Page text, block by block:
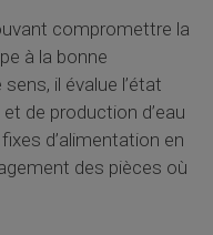
compromettre la
à la bonne
il évalue l’état
de production d’eau
d’alimentation en
des pièces où